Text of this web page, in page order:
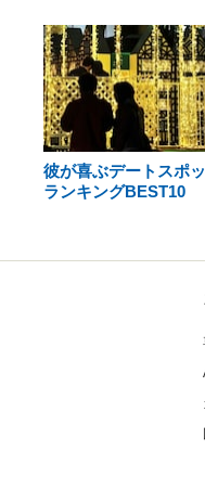
彼が喜ぶデートスポ
ランキングBEST10